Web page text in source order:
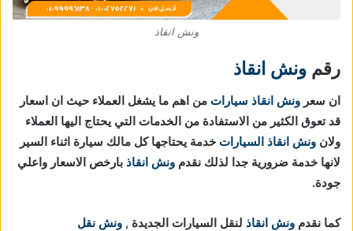
ونش انقاذ
رقم ونش انقاذ
ان سعر ونش انقاذ سيارات من اهم ما يشغل العملاء حيث ان اسعار
قد تعوق الكثير من الاستفادة من الخدمات التي يحتاج اليها العملاء
ولان ونش انقاذ السيارات خدمة يحتاجها كل مالك سيارة اثناء السير
لانها خدمة ضرورية جدا لذلك نقدم ونش انقاذ بارخص الاسعار واعلي
جودة.
كما نقدم ونش انقاذ لنقل السيارات الجديدة , ونش نقل